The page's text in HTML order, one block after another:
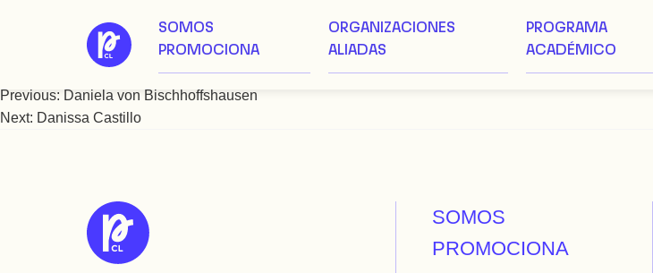
SOMOS
PROMOCIONA
ORGANIZACIONES
ALIADAS
PROGRAMA
ACADÉMICO
Daniella Pizarro
Navegación
Previous: Daniela von Bischhoffshausen
Next: Danissa Castillo
SOMOS
PROMOCIONA